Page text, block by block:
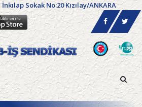
İnkılap Sokak No:20 Kızılay/ANKARA